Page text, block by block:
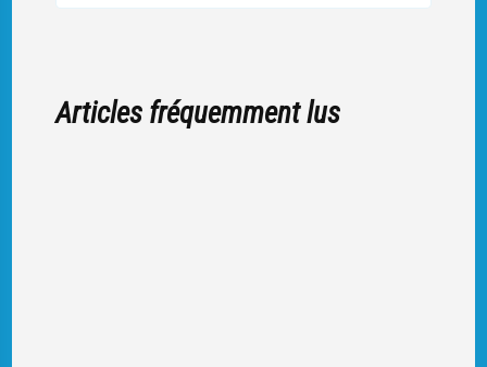
Articles fréquemment lus